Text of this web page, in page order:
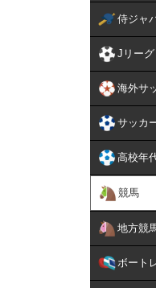
侍ジャ
Jリーグ
海外サ
サッカ
高校年
競馬
地方競
ボート